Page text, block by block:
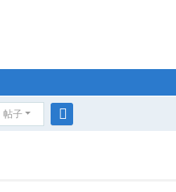
帖子